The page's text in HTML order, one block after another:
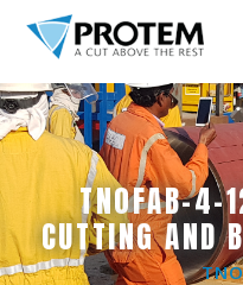
TNOFAB-4-
CUTTING AND